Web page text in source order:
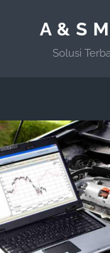
A & S
Solusi